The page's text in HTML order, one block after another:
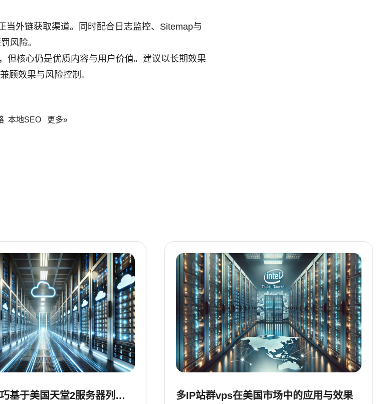
当外链获取渠道。同时配合日志监控、Sitemap与
风险。
但核心仍是优质内容与用户价值。建议以长期效果
顾效果与风险控制。
本地SEO 更多»
基于美国天堂2服务器列表
多IP站群vps在美国市场中的应用与效果